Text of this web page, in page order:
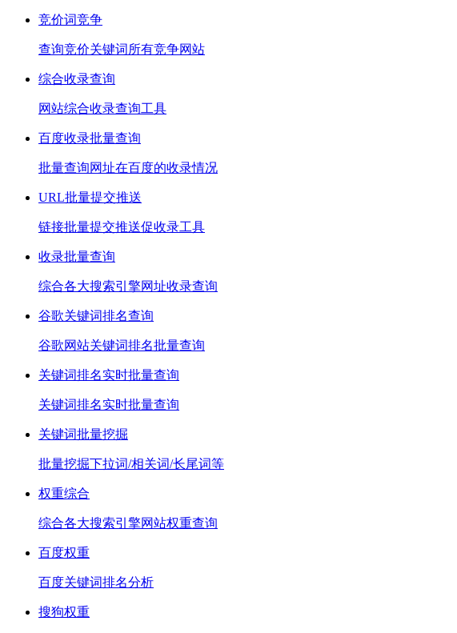
竞价词竞争
查询竞价关键词所有竞争网站
综合收录查询
网站综合收录查询工具
百度收录批量查询
批量查询网址在百度的收录情况
URL批量提交推送
链接批量提交推送促收录工具
收录批量查询
综合各大搜索引擎网址收录查询
谷歌关键词排名查询
谷歌网站关键词排名批量查询
关键词排名实时批量查询
关键词排名实时批量查询
关键词批量挖掘
批量挖掘下拉词/相关词/长尾词等
权重综合
综合各大搜索引擎网站权重查询
百度权重
百度关键词排名分析
搜狗权重